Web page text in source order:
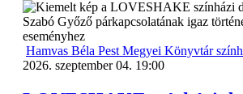
Hamvas Béla Pest Megyei Könyvtár
2026. szeptember 04. 19:00